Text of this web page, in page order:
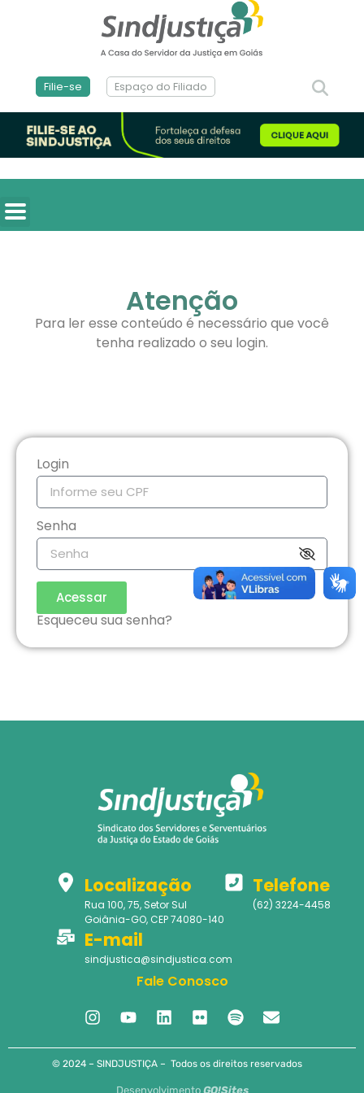
Filie-se Espaço do Filiado
Atenção
Para ler esse conteúdo é necessário que você
tenha realizado o seu login.
Login
Senha
Acessar
Esqueceu sua senha?
Localização
Rua 100, 75, Setor Sul
Goiânia-GO, CEP 74080-140
Telefone
(62) 3224-4458
E-mail
sindjustica@sindjustica.com
Fale Conosco
© 2024 – SINDJUSTIÇA – Todos os direitos reservados
Desenvolvimento GO!Sites